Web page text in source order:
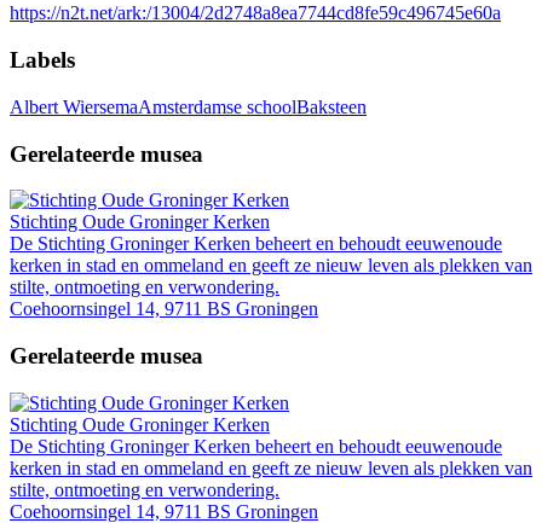
https://n2t.net/ark:/13004/2d2748a8ea7744cd8fe59c496745e60a
Labels
Albert WiersemaAmsterdamse schoolBaksteen
Gerelateerde musea
Stichting Oude Groninger Kerken
De Stichting Groninger Kerken beheert en behoudt eeuwenoude
kerken in stad en ommeland en geeft ze nieuw leven als plekken van
stilte, ontmoeting en verwondering.
Coehoornsingel 14, 9711 BS Groningen
Gerelateerde musea
Stichting Oude Groninger Kerken
De Stichting Groninger Kerken beheert en behoudt eeuwenoude
kerken in stad en ommeland en geeft ze nieuw leven als plekken van
stilte, ontmoeting en verwondering.
Coehoornsingel 14, 9711 BS Groningen